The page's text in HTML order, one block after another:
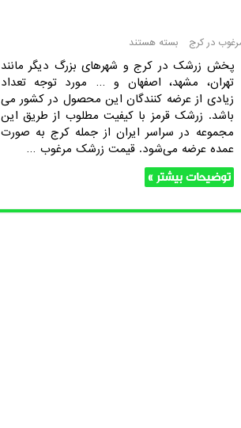
در کرج بسته هستند
پخش زرشک در کرج و شهرهای بزرگ دیگر مانند
تهران، مشهد، اصفهان و … مورد توجه تعداد
زیادی از عرضه کنندگان این محصول در کشور می
باشد. زرشک قرمز با کیفیت مطلوب از طریق این
مجموعه در سراسر ایران از جمله کرج به صورت
عمده عرضه می‌شود. قیمت زرشک مرغوب …
توضیحات بیشتر »